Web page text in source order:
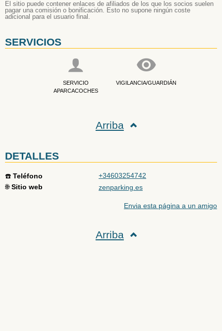
El sitio puede contener enlaces de afiliados de los que los socios suelen
pagar una comisión o bonificación. Esto no supone ningún coste
adicional para el usuario final.
SERVICIOS
SERVICIO
APARCACOCHES
VIGILANCIA/GUARDIÁN
Arriba
DETALLES
☎️ Teléfono
+34603254742
🌐Sitio web zenparking.es
Envia esta página a un amigo
Arriba